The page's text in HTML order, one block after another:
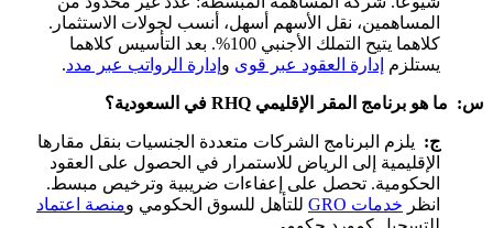
المساهمين، نقل الأسهم أسهل، أنسب لجولات الاستثمار.
كلاهما يتيح التملك الأجنبي 100%. بعد التأسيس كلاهما
يستلزم إدارة العقود عبر قوى و إدارة الرواتب عبر مدد.
س: ما هو برنامج المقر الإقليمي RHQ في السعودية؟
ج: يلزم البرنامج الشركات متعددة الجنسيات بنقل مقارها
الإقليمية إلى الرياض للاستمرار في الحصول على العقود
الحكومية. تحصل على إعفاءات ضريبية وترخيص مبسط.
انظر خدمات GRO للتأهل للسوق الحكومي ومنصة اعتماد